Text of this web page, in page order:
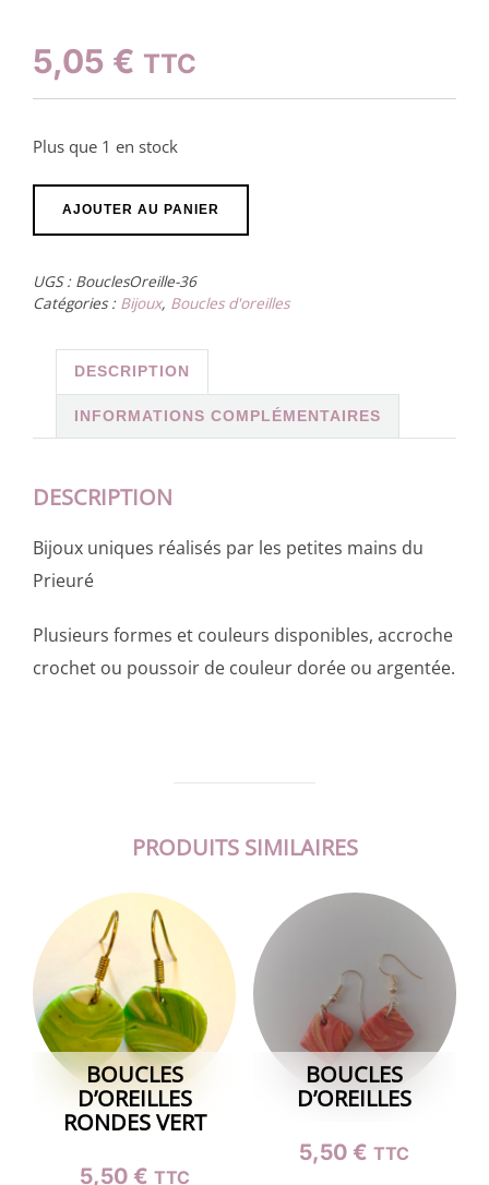
5,05 € TTC
Plus que 1 en stock
quantité
de
d’oreille
alu
AJOUTER AU PANIER
UGS : BouclesOreille-36
Catégories : Bijoux, Boucles d'oreilles
DESCRIPTION
INFORMATIONS COMPLÉMENTAIRES
DESCRIPTION
Bijoux uniques réalisés par les petites mains du
Prieuré
Plusieurs formes et couleurs disponibles, accroche
crochet ou poussoir de couleur dorée ou argentée.
PRODUITS SIMILAIRES
BOUCLES
D’OREILLES
RONDES VERT
5,50 € TTC
BOUCLES
D’OREILLES
5,50€ TTC